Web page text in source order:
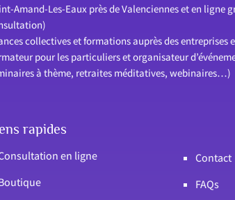
Amand-Les-Eaux près de Valenciennes et en ligne
collectives et formations auprès des entreprises
pour les particuliers et organisateur
à thème, retraites méditatives, webinaires…)
rapides
en ligne
Contact
FAQs